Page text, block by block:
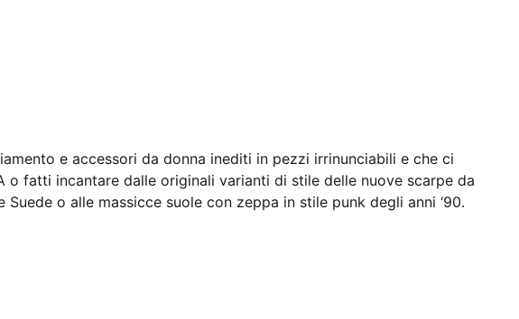
e accessori da donna inediti in pezzi irrinunciabili e che ci
fatti incantare dalle originali varianti di stile delle nuove scarpe da
o alle massicce suole con zeppa in stile punk degli anni ‘90.